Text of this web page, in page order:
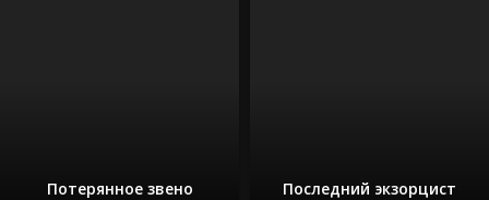
Потерянное звено Последний экзорцист